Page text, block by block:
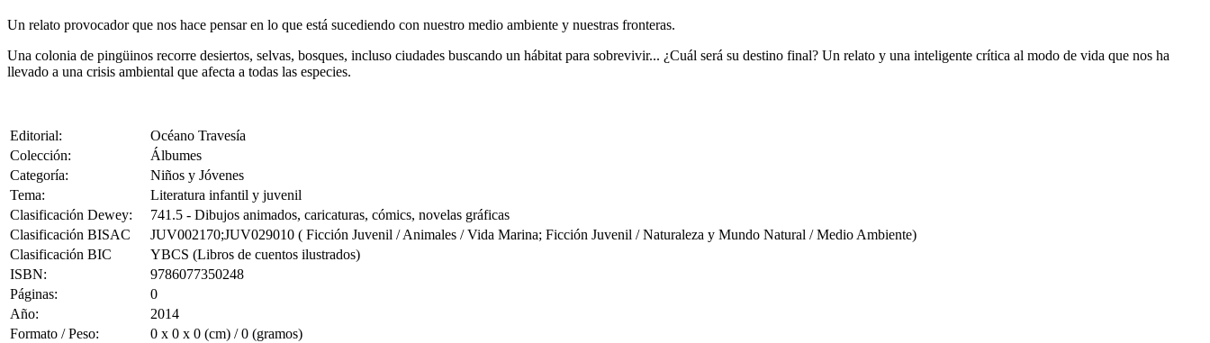
Un relato provocador que nos hace pensar en lo que está sucediendo con nuestro medio ambiente y nuestras fronteras.
Una colonia de pingüinos recorre desiertos, selvas, bosques, incluso ciudades buscando un hábitat para sobrevivir... ¿Cuál será su destino final? Un relato y una inteligente crítica al modo de vida que nos ha
llevado a una crisis ambiental que afecta a todas las especies.
Editorial:
Océano Travesía
Colección:
Álbumes
Categoría:
Niños y Jóvenes
Tema:
Literatura infantil y juvenil
Clasificación Dewey:
741.5 - Dibujos animados, caricaturas, cómics, novelas gráficas
Clasificación BISAC
JUV002170;JUV029010 ( Ficción Juvenil / Animales / Vida Marina; Ficción Juvenil / Naturaleza y Mundo Natural / Medio Ambiente)
Clasificación BIC
YBCS (Libros de cuentos ilustrados)
ISBN:
9786077350248
Páginas:
0
Año:
2014
Formato / Peso:
0 x 0 x 0 (cm) / 0 (gramos)